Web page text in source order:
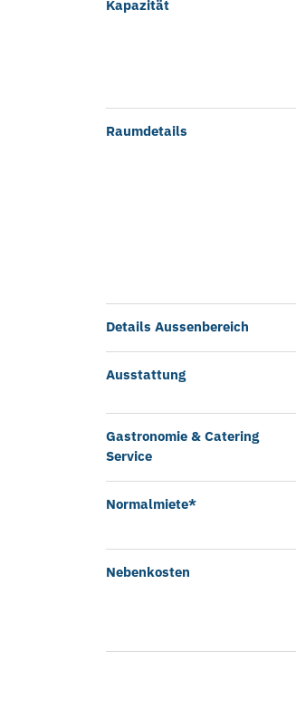
Kapazität
Raumdetails
Details Aussenbereich
Ausstattung
Gastronomie & Catering
Service
Normalmiete*
Nebenkosten